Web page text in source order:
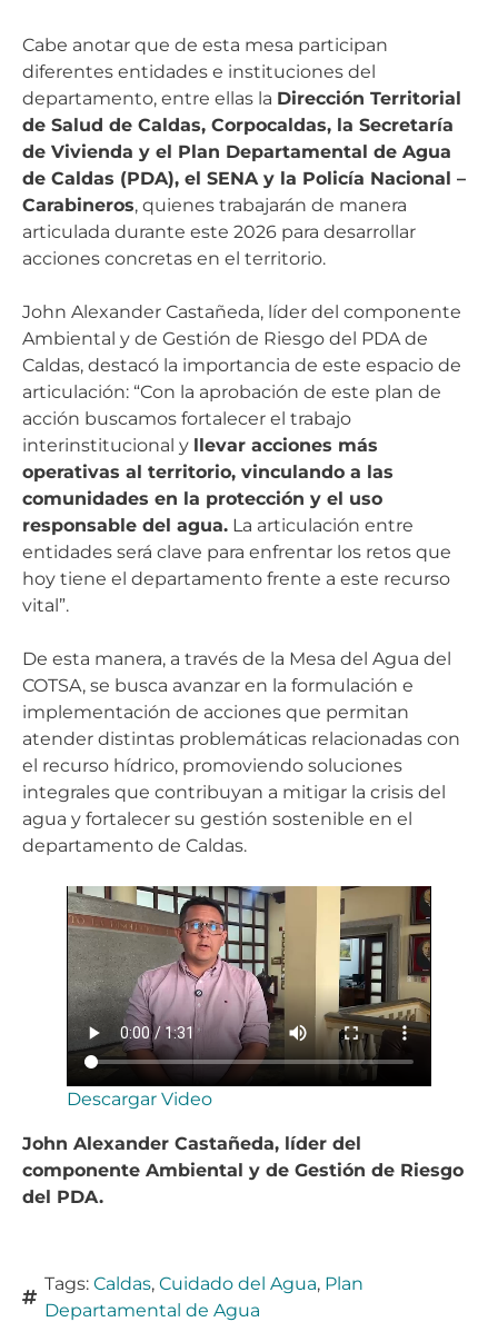
Cabe anotar que de esta mesa participan
diferentes entidades e instituciones del
departamento, entre ellas la Dirección Territorial
de Salud de Caldas, Corpocaldas, la Secretaría
de Vivienda y el Plan Departamental de Agua
de Caldas (PDA), el SENA y la Policía Nacional –
Carabineros, quienes trabajarán de manera
articulada durante este 2026 para desarrollar
acciones concretas en el territorio.
John Alexander Castañeda, líder del componente
Ambiental y de Gestión de Riesgo del PDA de
Caldas, destacó la importancia de este espacio de
articulación: “Con la aprobación de este plan de
acción buscamos fortalecer el trabajo
interinstitucional y llevar acciones más
operativas al territorio, vinculando a las
comunidades en la protección y el uso
responsable del agua. La articulación entre
entidades será clave para enfrentar los retos que
hoy tiene el departamento frente a este recurso
vital”.
De esta manera, a través de la Mesa del Agua del
COTSA, se busca avanzar en la formulación e
implementación de acciones que permitan
atender distintas problemáticas relacionadas con
el recurso hídrico, promoviendo soluciones
integrales que contribuyan a mitigar la crisis del
agua y fortalecer su gestión sostenible en el
departamento de Caldas.
Descargar Video
John Alexander Castañeda, líder del
componente Ambiental y de Gestión de Riesgo
del PDA.
Tags: Caldas, Cuidado del Agua, Plan
Departamental de Agua